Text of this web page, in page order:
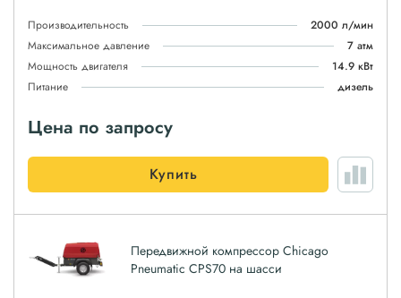
Производительность
2000 л/мин
Максимальное давление
7 атм
Мощность двигателя
14.9 кВт
Питание
дизель
Цена по запросу
Купить
Передвижной компрессор Chicago
Pneumatic CPS70 на шасси